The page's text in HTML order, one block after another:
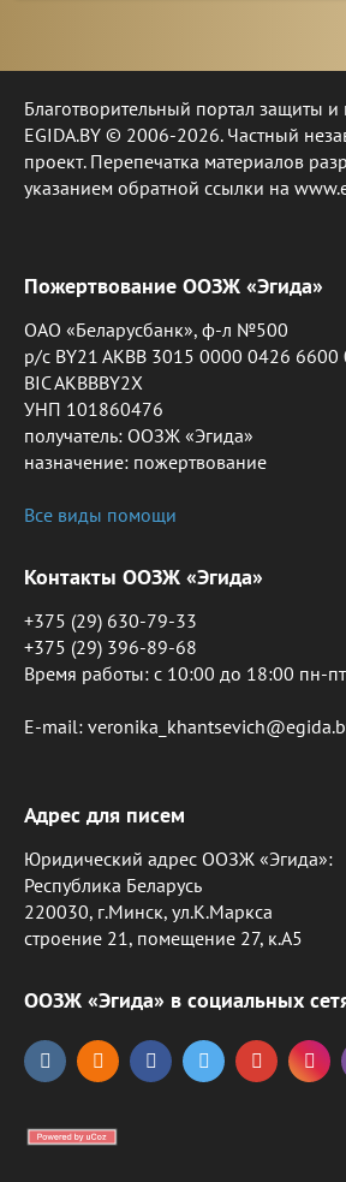
Благотворительный портал защиты
EGIDA.BY © 2006-2026. Частный
проект. Перепечатка материалов
указанием обратной ссылки на
Пожертвование ООЗЖ «Эгида»
ОАО «Беларусбанк», ф-л №500
р/с BY21 AKBB 3015 0000 0426 6600
BIC AKBBBY2X
УНП 101860476
получатель: ООЗЖ «Эгида»
назначение: пожертвование
Все виды помощи
Контакты ООЗЖ «Эгида»
+375 (29) 630-79-33
+375 (29) 396-89-68
Время работы: c 10:00 до 18:00 пн-пт
E-mail:
Адрес для писем
Юридический адрес ООЗЖ «Эгида»:
Республика Беларусь
220030, г.Минск, ул.К.Маркса
строение 21, помещение 27, к.А5
ООЗЖ «Эгида» в социальных